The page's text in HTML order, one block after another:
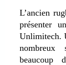
L’ancien
présenter
Unlimitech.
beaucoup